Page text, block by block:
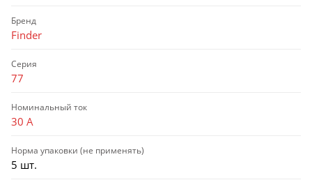
Бренд
Finder
Серия
77
Номинальный ток
30 А
Норма упаковки (не применять)
5 шт.